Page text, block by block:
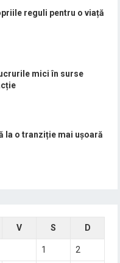
reguli pentru o viață
mici în surse
la o tranziție mai ușoară
V S D
1 2